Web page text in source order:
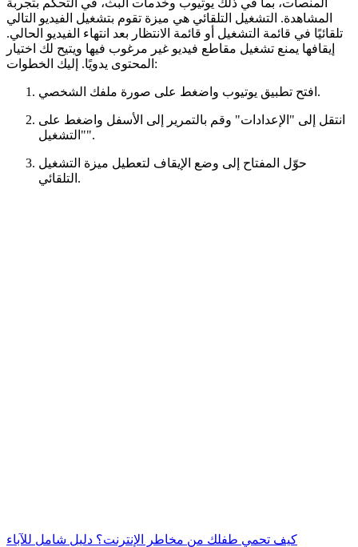
المشاهدة. التشغيل التلقائي هي ميزة تقوم بتشغيل الفيديو التالي
تلقائيًا في قائمة التشغيل أو قائمة الانتظار بعد انتهاء الفيديو الحالي.
إيقافها يمنع تشغيل مقاطع فيديو غير مرغوب فيها ويتيح لك اختيار
المحتوى يدويًا. إليك الخطوات:
افتح تطبيق يوتيوب واضغط على صورة ملفك الشخصي.
انتقل إلى "الإعدادات" وقم بالتمرير إلى الأسفل واضغط على
"التشغيل".
حوّل المفتاح إلى وضع الإيقاف لتعطيل ميزة التشغيل
التلقائي.
كيف تحمي طفلك من مخاطر الإنترنت؟ دليل شامل للآباء